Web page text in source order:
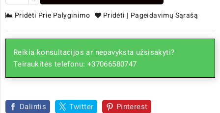
Pridėti Prie Palyginimo Pridėti Į Pageidavimų Sąrašą
Reikia konsultacijos ar nepavyksta užsisakyti?
Teiraukitės telefonu: +37066580747
Dalintis Twitter Pinterest